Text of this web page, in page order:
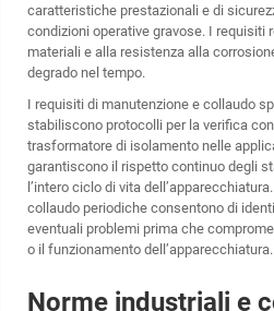
caratteristiche prestazionali e di
condizioni operative gravose. I requisiti
materiali e alla resistenza alla
degrado nel tempo.
I requisiti di manutenzione e collaudo
stabiliscono protocolli per la verifica
trasformatore di isolamento nelle
garantiscono il rispetto continuo degli
l’intero ciclo di vita
collaudo periodiche consentono di
eventuali problemi prima che
o il funzionamento dell’apparecchiatura.
Norme industriali e